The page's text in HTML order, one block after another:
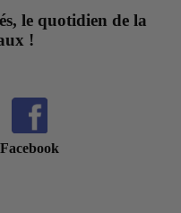
le quotidien de la
!
Facebook